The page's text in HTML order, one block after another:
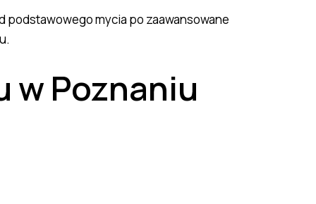
podstawowego mycia po zaawansowane
w Poznaniu